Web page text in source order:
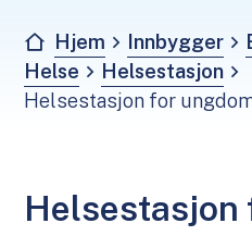
Du er her:
Hjem Innbygger
Helse
Helsestasjon
Helsestasjon for
Helsestasjon